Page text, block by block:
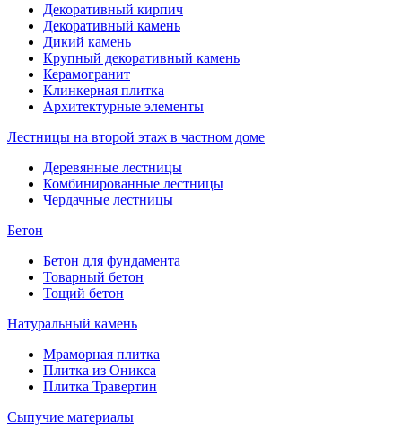
Декоративный кирпич
Декоративный камень
Дикий камень
Крупный декоративный камень
Керамогранит
Клинкерная плитка
Архитектурные элементы
Лестницы на второй этаж в частном доме
Деревянные лестницы
Комбинированные лестницы
Чердачные лестницы
Бетон
Бетон для фундамента
Товарный бетон
Тощий бетон
Натуральный камень
Мраморная плитка
Плитка из Оникса
Плитка Травертин
Сыпучие материалы